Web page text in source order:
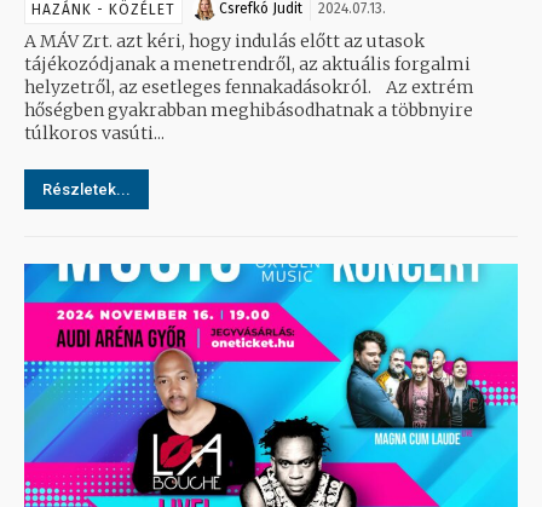
HAZÁNK - KÖZÉLET Csrefkó Judit 2024.07.13.
A MÁV Zrt. azt kéri, hogy indulás előtt az utasok
tájékozódjanak a menetrendről, az aktuális forgalmi
helyzetről, az esetleges fennakadásokról. Az extrém
hőségben gyakrabban meghibásodhatnak a többnyire
túlkoros vasúti...
Részletek...